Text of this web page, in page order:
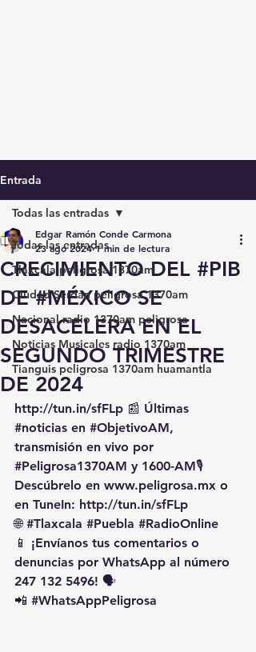
Entrada
Todas las entradas
Tlaxcala peligrosa 1370am
Ciudad Serdán peligrosa 1370am
Nacional radio 1370am peligrosa
Noticias Musicales radio 1370am
Tianguis peligrosa 1370am huamantla
Todas las entradas
CRECIMIENTO DEL #PIB
DE #MÉXICO SE
DESACELERA EN EL
SEGUNDO TRIMESTRE
DE 2024
Edgar Ramón Conde Carmona
23 ago 2024 1 min de lectura
http://tun.in/sfFLp 📰 Últimas
#noticias en #ObjetivoAM,
transmisión en vivo por
#Peligrosa1370AM y 1600-AM🎙️
Descúbrelo en www.peligrosa.mx o
en TuneIn: http://tun.in/sfFLp
🌐 #Tlaxcala #Puebla #RadioOnline
📱 ¡Envíanos tus comentarios o
denuncias por WhatsApp al número
247 132 5496! 🗣️
📲 #WhatsAppPeligrosa